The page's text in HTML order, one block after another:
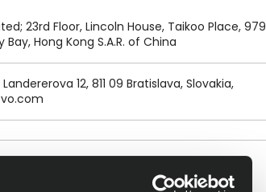
23rd Floor, Lincoln House, Taikoo Place, 979
Bay, Hong Kong S.A.R. of China
12, 811 09 Bratislava, Slovakia,